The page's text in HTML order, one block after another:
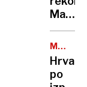
prišel
smo
se
zbudili
v
MARKO
Hrvat
po